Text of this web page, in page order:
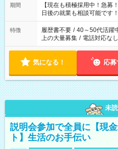
たくない」 など、ご希望を教えて
の方へ 今ご覧のお仕事で希
の勤務時間。 合計で週40
期間
【現在も積極採用中！急
日後の就業も相談可能です！
特徴 履歴書不要 / 40～50代活躍
上の大量募集 / 電話対応なし
気になる！ 応募
未読
説明会参加で全員に【現
ト】生活のお手伝い